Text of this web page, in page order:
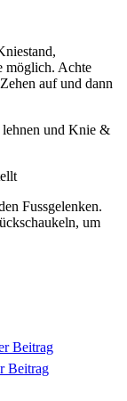
möglich. Achte
auf und dann
lehnen und Knie &
Fussgelenken.
um
Beitrag
Beitrag